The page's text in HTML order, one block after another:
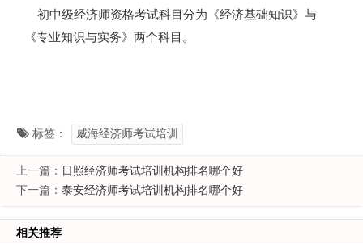
初中级经济师资格考试科目分为《经济基础知识》与
《专业知识与实务》两个科目。
标签： 威海经济师考试培训
上一篇： 日照经济师考试培训机构排名哪个好
下一篇： 泰安经济师考试培训机构排名哪个好
相关推荐